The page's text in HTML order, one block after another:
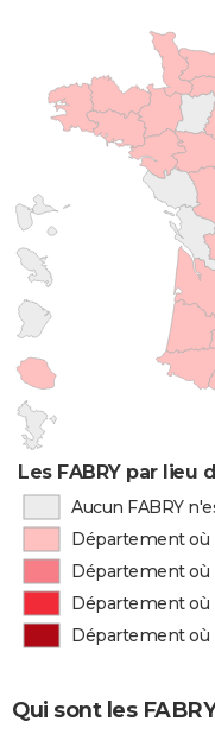
Les FABRY par lieu
Aucun FABRY
Département où
Département où
Département où
Département où
Qui sont les